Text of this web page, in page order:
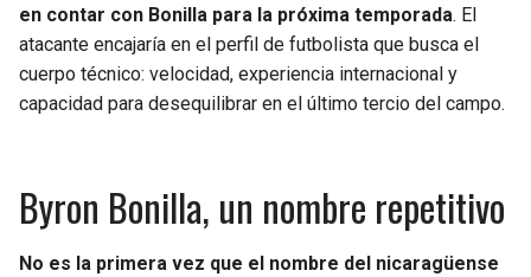
en contar con Bonilla para la próxima temporada. El
atacante encajaría en el perfil de futbolista que busca el
cuerpo técnico: velocidad, experiencia internacional y
capacidad para desequilibrar en el último tercio del campo.
Byron Bonilla, un nombre repetitivo
No es la primera vez que el nombre del nicaragüense